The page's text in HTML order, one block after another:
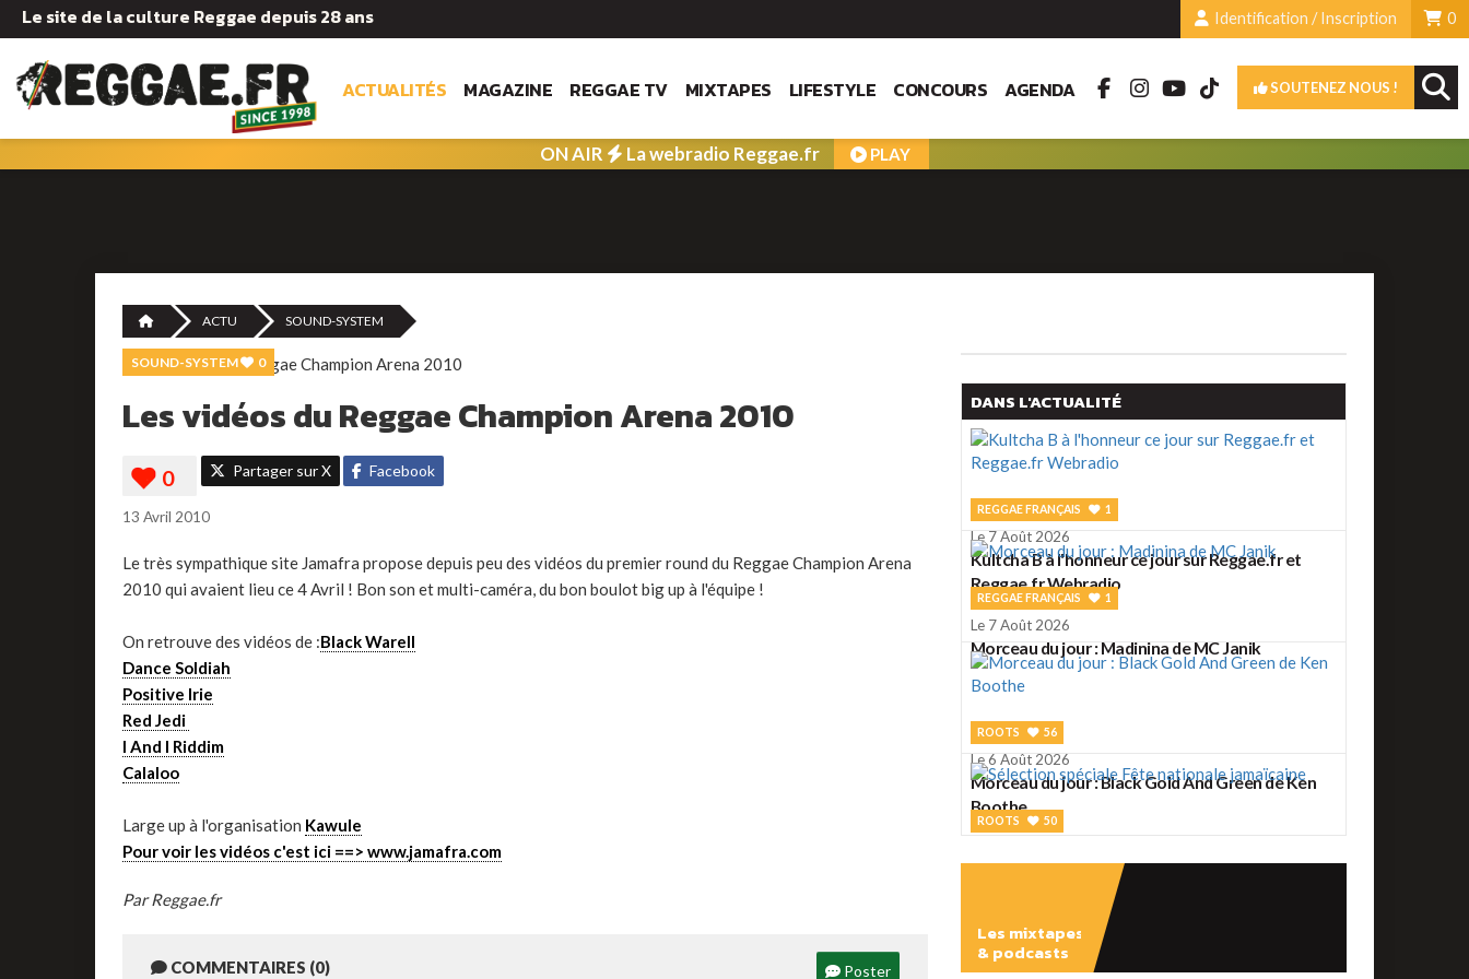
Le site de la culture Reggae depuis 28 ans 0
Identification / Inscription
ACTUALITÉS MAGAZINE REGGAE TV MIXTAPES LIFESTYLE CONCOURS AGENDA SOUTENEZ NOUS !
ON AIR La webradio Reggae.fr PLAY
ACTU SOUND-SYSTEM
SOUND-SYSTEM 0
Les vidéos du Reggae Champion Arena 2010
Partager sur X Facebook
13 Avril 2010
Le très sympathique site Jamafra propose depuis peu des vidéos du premier round du Reggae Champion Arena
2010 qui avaient lieu ce 4 Avril ! Bon son et multi-caméra, du bon boulot big up à l'équipe !
On retrouve des vidéos de :Black Warell
Dance Soldiah
Positive Irie
Red Jedi
I And I Riddim
Calaloo
Large up à l'organisation Kawule
Pour voir les vidéos c'est ici ==> www.jamafra.com
Par Reggae.fr
COMMENTAIRES (0) Poster
DANS L'ACTUALITÉ
REGGAE FRANÇAIS 1
Le 7 Août 2026
Kultcha B à l'honneur ce jour sur Reggae.fr et
Reggae.fr Webradio
REGGAE FRANÇAIS 1
Le 7 Août 2026
Morceau du jour : Madinina de MC Janik
ROOTS 56
Le 6 Août 2026
Morceau du jour : Black Gold And Green de Ken
Boothe
ROOTS 50
Sélection spéciale Fête nationale jamaïcaine
ROOTS 2
Les mixtapes
& podcasts